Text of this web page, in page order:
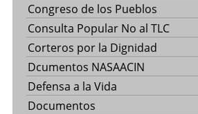
Congreso de los Pueblos
Consulta Popular No al TLC
Corteros por la Dignidad
Dcumentos NASAACIN
Defensa a la Vida
Documentos